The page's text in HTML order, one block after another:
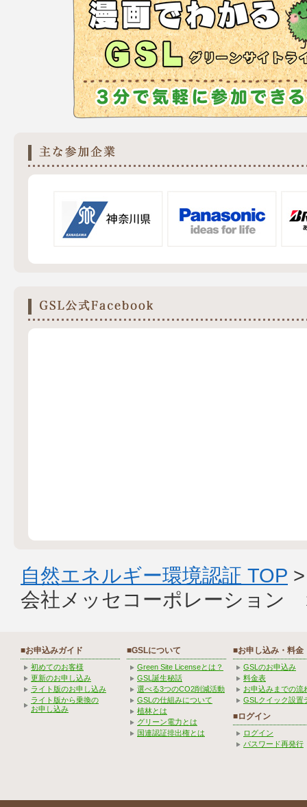
自然エネルギー環境認証 TOP
会社メッセコーポレーション
■お申込みガイド
初めてのお客様
更新のお申し込み
ライト版のお申し込み
ライト版から乗換の
お申し込み
■GSLについて
Green Site Licenseとは？
GSL誕生秘話
選べる3つのCO2削減活動
GSLの仕組みについて
植林とは
グリーン電力とは
国連認証排出権とは
■お申し込み・料金
GSLのお申込み
料金表
お申込みまでの流
GSLクイック設置
■ログイン
ログイン
パスワード再発行